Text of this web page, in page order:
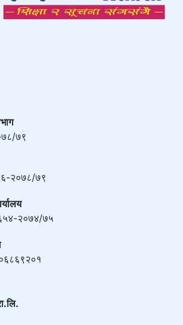
७९
२०७८/७९
२०७४/७५